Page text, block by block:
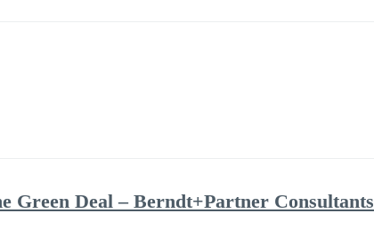
Green Deal – Berndt+Partner Consultants